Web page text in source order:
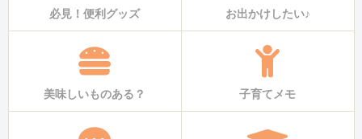
必見！便利グッズ お出かけしたい♪
美味しいものある？ 子育てメモ